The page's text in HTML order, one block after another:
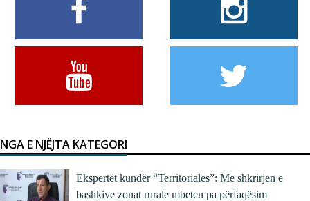
NGA E NJËJTA KATEGORI
Ekspertët kundër “Territoriales”: Me shkrirjen e
bashkive zonat rurale mbeten pa përfaqësim